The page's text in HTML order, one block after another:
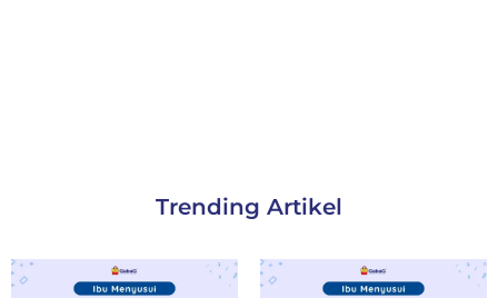
Trending Artikel